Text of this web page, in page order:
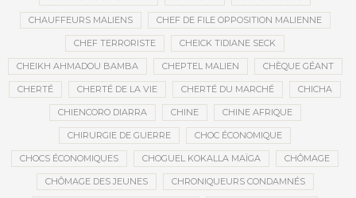
CHAUFFEURS MALIENS CHEF DE FILE OPPOSITION MALIENNE
CHEF TERRORISTE CHEICK TIDIANE SECK
CHEIKH AHMADOU BAMBA CHEPTEL MALIEN CHÈQUE GÉANT
CHERTÉ CHERTÉ DE LA VIE CHERTÉ DU MARCHÉ CHICHA
CHIENCORO DIARRA CHINE CHINE AFRIQUE
CHIRURGIE DE GUERRE CHOC ÉCONOMIQUE
CHOCS ÉCONOMIQUES CHOGUEL KOKALLA MAÏGA CHÔMAGE
CHÔMAGE DES JEUNES CHRONIQUEURS CONDAMNÉS